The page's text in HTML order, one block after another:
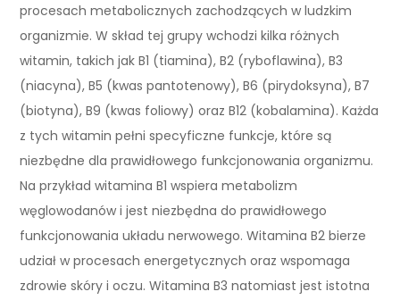
procesach metabolicznych zachodzących w ludzkim
organizmie. W skład tej grupy wchodzi kilka różnych
witamin, takich jak B1 (tiamina), B2 (ryboflawina), B3
(niacyna), B5 (kwas pantotenowy), B6 (pirydoksyna), B7
(biotyna), B9 (kwas foliowy) oraz B12 (kobalamina). Każda
z tych witamin pełni specyficzne funkcje, które są
niezbędne dla prawidłowego funkcjonowania organizmu.
Na przykład witamina B1 wspiera metabolizm
węglowodanów i jest niezbędna do prawidłowego
funkcjonowania układu nerwowego. Witamina B2 bierze
udział w procesach energetycznych oraz wspomaga
zdrowie skóry i oczu. Witamina B3 natomiast jest istotna